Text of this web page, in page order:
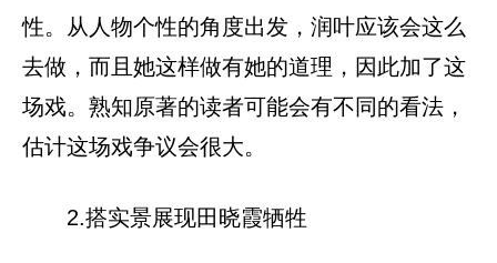
性。从人物个性的角度出发，润叶应该会这么
去做，而且她这样做有她的道理，因此加了这
场戏。熟知原著的读者可能会有不同的看法，
估计这场戏争议会很大。
2.搭实景展现田晓霞牺牲